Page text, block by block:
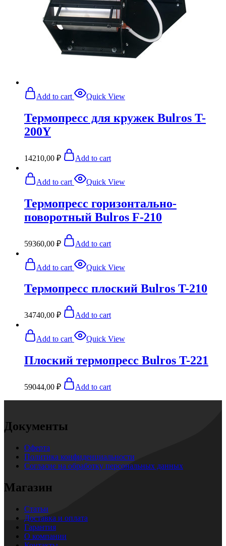
Add to cart Quick View
Термопресс для кружек Bulros T-
200Y
14210,00 ₽ Add to cart
Add to cart Quick View
Термопресс горизонтально-
поворотный Bulros F-210
59360,00 ₽ Add to cart
Add to cart Quick View
Термопресс плоский Bulros T-210
34740,00 ₽ Add to cart
Add to cart Quick View
Плоский термопресс Bulros T-221
59044,00 ₽ Add to cart
Документы
Оферта
Политика конфиденциальности
Согласие на обработку персональных данных
Магазин
Статьи
Доставка и оплата
Гарантия
О компании